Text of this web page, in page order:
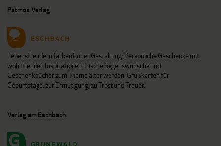
Patmos Verlag
Lebensfreude in farbenfroher Gestaltung: Persönliche Geschenke mit
wohltuenden Inspirationen. Irische Segenswünsche und
Geschenkbücher zum Thema älter werden. Grußkarten für
Geburtstage, zur Ermutigung, zu Trost und Trauer.
Verlag am Eschbach